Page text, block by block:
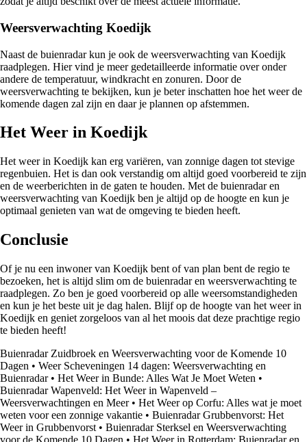
Weersverwachting Koedijk
Naast de buienradar kun je ook de weersverwachting van Koedijk
raadplegen. Hier vind je meer gedetailleerde informatie over onder
andere de temperatuur, windkracht en zonuren. Door de
weersverwachting te bekijken, kun je beter inschatten hoe het weer de
komende dagen zal zijn en daar je plannen op afstemmen.
Het Weer in Koedijk
Het weer in Koedijk kan erg variëren, van zonnige dagen tot stevige
regenbuien. Het is dan ook verstandig om altijd goed voorbereid te zijn
en de weerberichten in de gaten te houden. Met de buienradar en
weersverwachting van Koedijk ben je altijd op de hoogte en kun je
optimaal genieten van wat de omgeving te bieden heeft.
Conclusie
Of je nu een inwoner van Koedijk bent of van plan bent de regio te
bezoeken, het is altijd slim om de buienradar en weersverwachting te
raadplegen. Zo ben je goed voorbereid op alle weersomstandigheden
en kun je het beste uit je dag halen. Blijf op de hoogte van het weer in
Koedijk en geniet zorgeloos van al het moois dat deze prachtige regio
te bieden heeft!
Buienradar Zuidbroek en Weersverwachting voor de Komende 10
Dagen • Weer Scheveningen 14 dagen: Weersverwachting en
Buienradar• Het Weer in Bunde: Alles Wat Je Moet Weten •
Buienradar Wapenveld: Het Weer in Wapenveld –
Weersverwachtingen en Meer• Het Weer op Corfu: Alles wat je moet
weten voor een zonnige vakantie • Buienradar Grubbenvorst: Het
Weer in Grubbenvorst • Buienradar Sterksel en Weersverwachting